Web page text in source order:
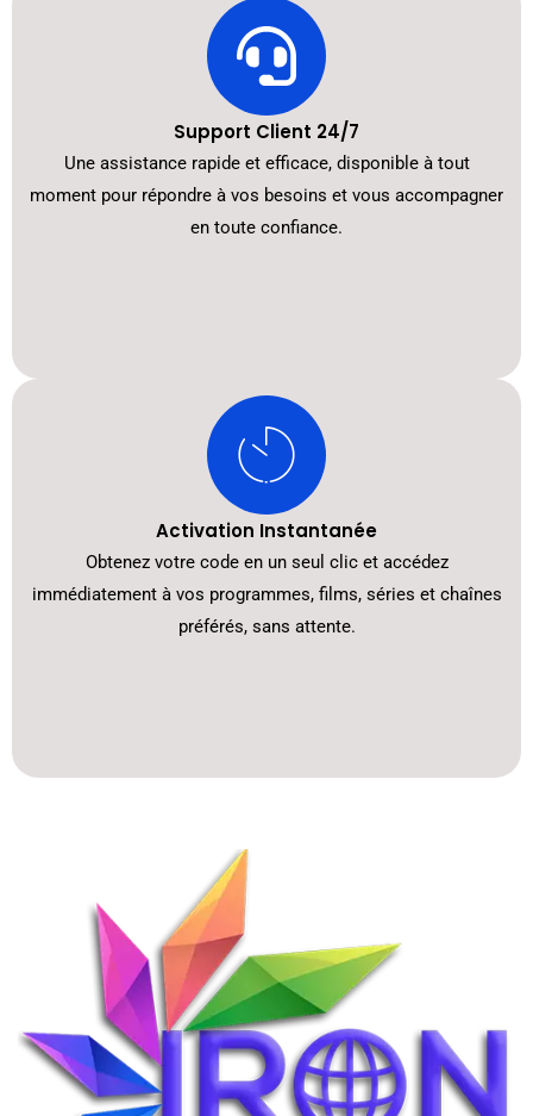
Support Client 24/7
Une assistance rapide et efficace, disponible à tout
moment pour répondre à vos besoins et vous accompagner
en toute confiance.
Activation Instantanée
Obtenez votre code en un seul clic et accédez
immédiatement à vos programmes, films, séries et chaînes
préférés, sans attente.